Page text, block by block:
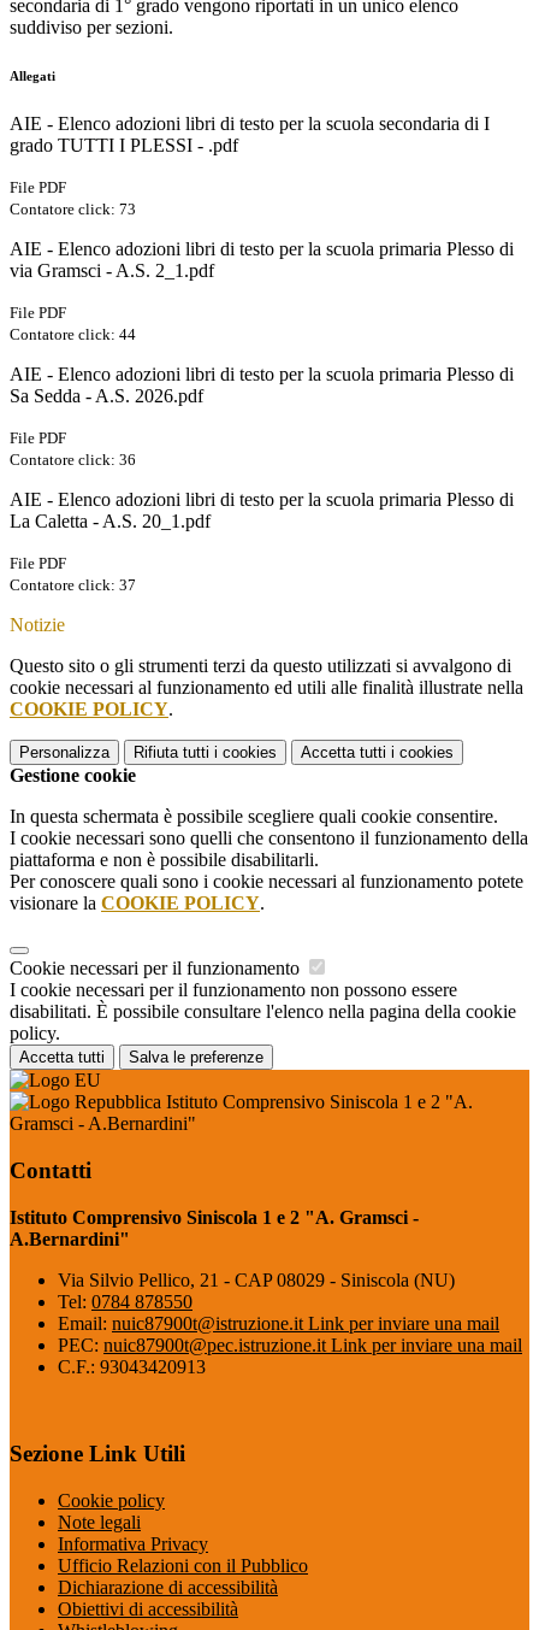
secondaria di 1° grado vengono riportati in un unico elenco
suddiviso per sezioni.
Allegati
AIE - Elenco adozioni libri di testo per la scuola secondaria di I
grado TUTTI I PLESSI - .pdf
File PDF
Contatore click: 73
AIE - Elenco adozioni libri di testo per la scuola primaria Plesso di
via Gramsci - A.S. 2_1.pdf
File PDF
Contatore click: 44
AIE - Elenco adozioni libri di testo per la scuola primaria Plesso di
Sa Sedda - A.S. 2026.pdf
File PDF
Contatore click: 36
AIE - Elenco adozioni libri di testo per la scuola primaria Plesso di
La Caletta - A.S. 20_1.pdf
File PDF
Contatore click: 37
Notizie
Questo sito o gli strumenti terzi da questo utilizzati si avvalgono di
cookie necessari al funzionamento ed utili alle finalità illustrate nella
COOKIE POLICY.
Personalizza Rifiuta tutti i cookies Accetta tutti i cookies
Gestione cookie
In questa schermata è possibile scegliere quali cookie consentire.
I cookie necessari sono quelli che consentono il funzionamento della
piattaforma e non è possibile disabilitarli.
Per conoscere quali sono i cookie necessari al funzionamento potete
visionare la COOKIE POLICY.
Cookie necessari per il funzionamento
I cookie necessari per il funzionamento non possono essere
disabilitati. È possibile consultare l'elenco nella pagina della cookie
policy.
Accetta tutti Salva le preferenze
Istituto Comprensivo Siniscola 1 e 2 "A.
Gramsci - A.Bernardini"
Contatti
Istituto Comprensivo Siniscola 1 e 2 "A. Gramsci -
A.Bernardini"
Via Silvio Pellico, 21 - CAP 08029 - Siniscola (NU)
Tel: 0784 878550
Email: nuic87900t@istruzione.it Link per inviare una mail
PEC: nuic87900t@pec.istruzione.it Link per inviare una mail
C.F.: 93043420913
Sezione Link Utili
Cookie policy
Note legali
Informativa Privacy
Ufficio Relazioni con il Pubblico
Dichiarazione di accessibilità
Obiettivi di accessibilità